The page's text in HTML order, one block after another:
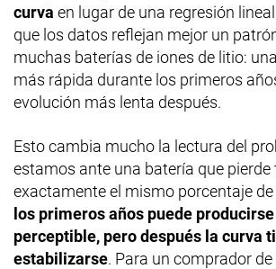
curva en lugar de una regresión
que los datos reflejan mejor un
muchas baterías de iones de litio:
más rápida durante los primeros
evolución más lenta después.
Esto cambia mucho la lectura del
estamos ante una batería que
exactamente el mismo porcentaje
los primeros años puede
perceptible, pero después la curva
estabilizarse. Para un comprador